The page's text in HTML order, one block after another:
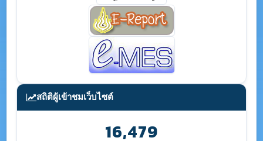
สถิติผู้เข้าชมเว็บไซต์
16,479